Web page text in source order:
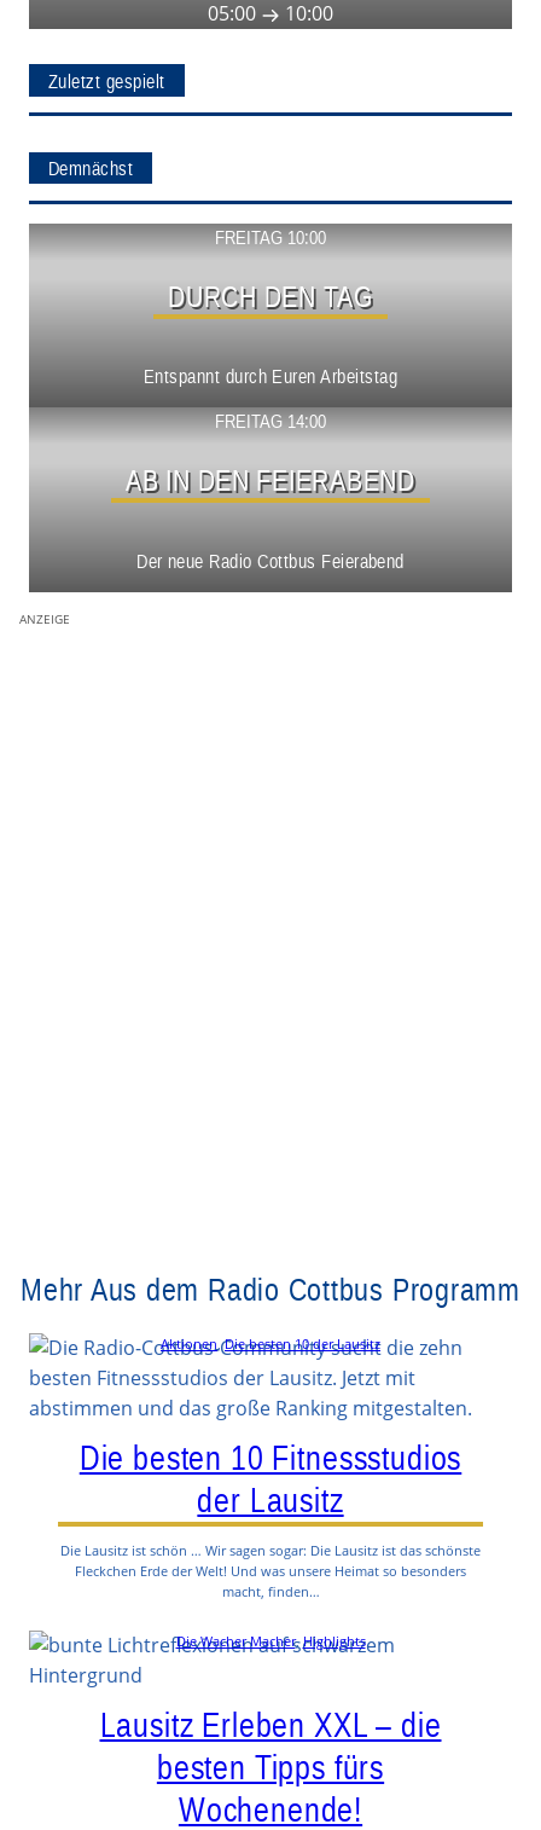
05:00 10:00
Zuletzt gespielt
Demnächst
FREITAG 10:00
DURCH DEN TAG
Entspannt durch Euren Arbeitstag
Show ansehen
FREITAG 14:00
AB IN DEN FEIERABEND
Der neue Radio Cottbus Feierabend
Show ansehen
Mehr Aus dem Radio Cottbus Programm
Aktionen, Die besten 10 der Lausitz
Die besten 10 Fitnessstudios
der Lausitz
Die Lausitz ist schön … Wir sagen sogar: Die Lausitz ist das schönste
Fleckchen Erde der Welt! Und was unsere Heimat so besonders
macht, finden…
Die Wacher Macher, Highlights
Lausitz Erleben XXL – die
besten Tipps fürs
Wochenende!